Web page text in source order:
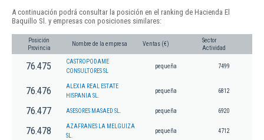
A continuación podrá consultar la posición en el ranking de Hacienda El
Baquillo Sl. y empresas con posiciones similares:
Posición
Provincia
Nombre de la empresa Ventas (€)
Sector
Actividad
76.475
CASTROPODAME
CONSULTORES SL
pequeña 7499
76.476
ALEXIA REAL ESTATE
HISPANIA SL.
pequeña 6812
76.477 ASESORES MASAED SL. pequeña 6920
76.478
AZAFRANES LA MELGUIZA
SL.
pequeña 4712